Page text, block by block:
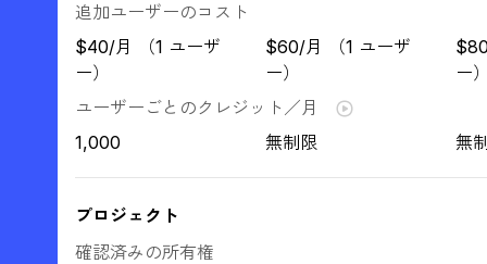
追加ユーザーのコスト
$40/月 （1 ユーザ
ー）
$60/月 （1 ユーザ
ー）
ー
ユーザーごとのクレジット／月
1,000
無制限 無
プロジェクト
確認済みの所有権